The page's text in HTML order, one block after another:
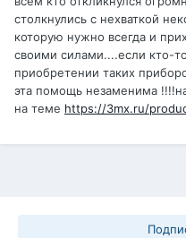
столкнулись с нехваткой
которую нужно всегда и
своими силами....если кто-
приобретении таких
эта помощь незаменима
на теме https://3mx.ru/